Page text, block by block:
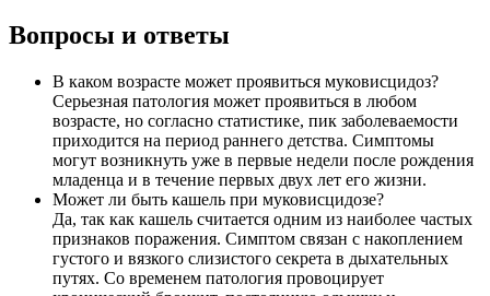
Вопросы и ответы
В каком возрасте может проявиться муковисцидоз?
Серьезная патология может проявиться в любом
возрасте, но согласно статистике, пик заболеваемости
приходится на период раннего детства. Симптомы
могут возникнуть уже в первые недели после рождения
младенца и в течение первых двух лет его жизни.
Может ли быть кашель при муковисцидозе?
Да, так как кашель считается одним из наиболее частых
признаков поражения. Симптом связан с накоплением
густого и вязкого слизистого секрета в дыхательных
путях. Со временем патология провоцирует